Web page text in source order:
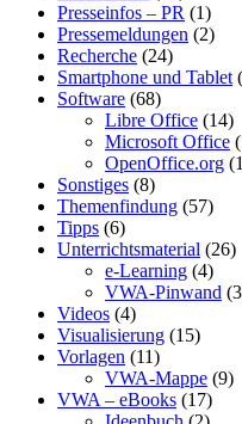
Presseinfos – PR (1)
Pressemeldungen (2)
Recherche (24)
Smartphone und Tablet
Software (68)
Libre Office (14)
Microsoft Office
OpenOffice.org
Sonstiges (8)
Themenfindung (57)
Tipps (6)
Unterrichtsmaterial (26)
e-Learning (4)
VWA-Pinwand
Videos (4)
Visualisierung (15)
Vorlagen (11)
VWA-Mappe (9)
VWA – eBooks (17)